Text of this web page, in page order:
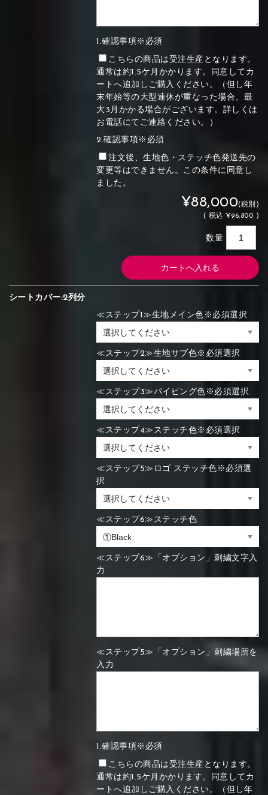
1.確認事項※必須
こちらの商品は受注生産となります。
通常は約1.5ケ月かかります。同意してカ
ートへ追加しご購入ください。（但し年
末年始等の大型連休が重なった場合、最
大3月かかる場合がございます。詳しくは
お電話にてご連絡ください。）
2.確認事項※必須
注文後、生地色・ステッチ色発送先の
変更等はできません。この条件に同意し
ました。
¥88,000(税別)
( 税込 ¥96,800 )
数量
シートカバー:2列分
≪ステップ1≫生地メイン色※必須選択
≪ステップ2≫生地サブ色※必須選択
≪ステップ3≫パイピング色※必須選択
≪ステップ4≫ステッチ色※必須選択
≪ステップ5≫ロゴ ステッチ色※必須選
択
≪ステップ6≫ステッチ色
≪ステップ6≫「オプション」刺繍文字入
力
≪ステップ5≫「オプション」刺繍場所を
入力
1.確認事項※必須
こちらの商品は受注生産となります。
通常は約1.5ケ月かかります。同意してカ
ートへ追加しご購入ください。（但し年